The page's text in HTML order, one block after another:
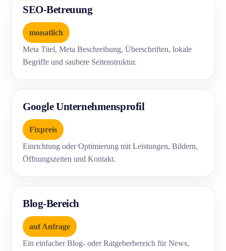
SEO-Betreuung
monatlich
Meta Titel, Meta Beschreibung, Überschriften, lokale
Begriffe und saubere Seitenstruktur.
Google Unternehmensprofil
Fixpreis
Einrichtung oder Optimierung mit Leistungen, Bildern,
Öffnungszeiten und Kontakt.
Blog-Bereich
auf Anfrage
Ein einfacher Blog- oder Ratgeberbereich für News,